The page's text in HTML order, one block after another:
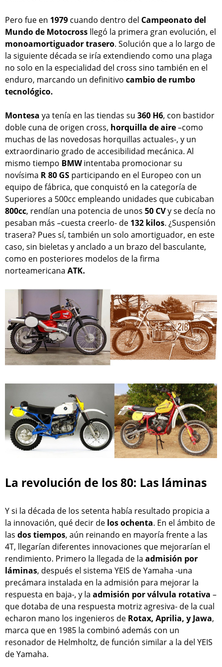
Pero fue en 1979 cuando dentro del Campeonato del
Mundo de Motocross llegó la primera gran evolución, el
monoamortiguador trasero. Solución que a lo largo de
la siguiente década se iría extendiendo como una plaga
no solo en la especialidad del cross sino también en el
enduro, marcando un definitivo cambio de rumbo
tecnológico.
Montesa ya tenía en las tiendas su 360 H6, con bastidor
doble cuna de origen cross, horquilla de aire–como
muchas de las novedosas horquillas actuales-, y un
extraordinario grado de accesibilidad mecánica. Al
mismo tiempo BMWintentaba promocionar su
novísima R 80 GS participando en el Europeo con un
equipo de fábrica, que conquistó en la categoría de
Superiores a 500cc empleando unidades que cubicaban
800cc, rendían una potencia de unos 50 CVy se decía no
pesaban más –cuesta creerlo- de 132 kilos. ¿Suspensión
trasera? Pues sí, también un solo amortiguador, en este
caso, sin bieletas y anclado a un brazo del basculante,
como en posteriores modelos de la firma
norteamericana ATK.
La revolución de los 80: Las láminas
Y si la década de los setenta había resultado propicia a
la innovación, qué decir de los ochenta. En el ámbito de
las dos tiempos, aún reinando en mayoría frente a las
4T, llegarían diferentes innovaciones que mejorarían el
rendimiento. Primero la llegada de la admisión por
láminas, después el sistema YEIS de Yamaha -una
precámara instalada en la admisión para mejorar la
respuesta en baja-, y la admisión por válvula rotativa –
que dotaba de una respuesta motriz agresiva- de la cual
echaron mano los ingenieros de Rotax, Aprilia, y Jawa,
marca que en 1985 la combinó además con un
resonador de Helmholtz, de función similar a la del YEIS
de Yamaha.